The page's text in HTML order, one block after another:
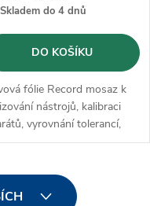
Skladem do 4 dnů
DO KOŠÍKU
fólie Record mosaz k
nástrojů, kalibraci
vyrovnání tolerancí,
ústrojí, přípravě